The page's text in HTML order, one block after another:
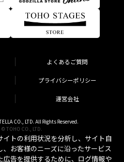
よくあるご質問
プライバシーポリシー
運営会社
CO., LTD. All Rights Reserved.
© TOHO CO., LTD.
トの利用状況を分析し、サイト自
お客様のニーズに沿ったサービス
広告を提供するために、ログ情報や